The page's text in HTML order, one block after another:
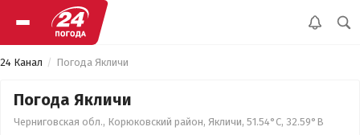
24 Канал Погода Якличи
Погода Якличи
Черниговская обл., Корюковский район, Якличи, 51.54°С, 32.59°В